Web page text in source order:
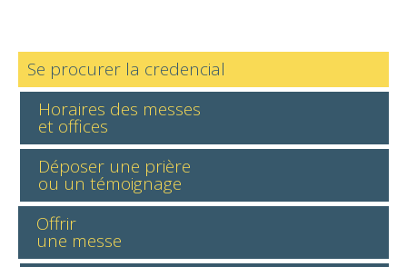
Se procurer la credencial
Horaires des messes
et offices
Déposer une prière
ou un témoignage
Offrir
une messe